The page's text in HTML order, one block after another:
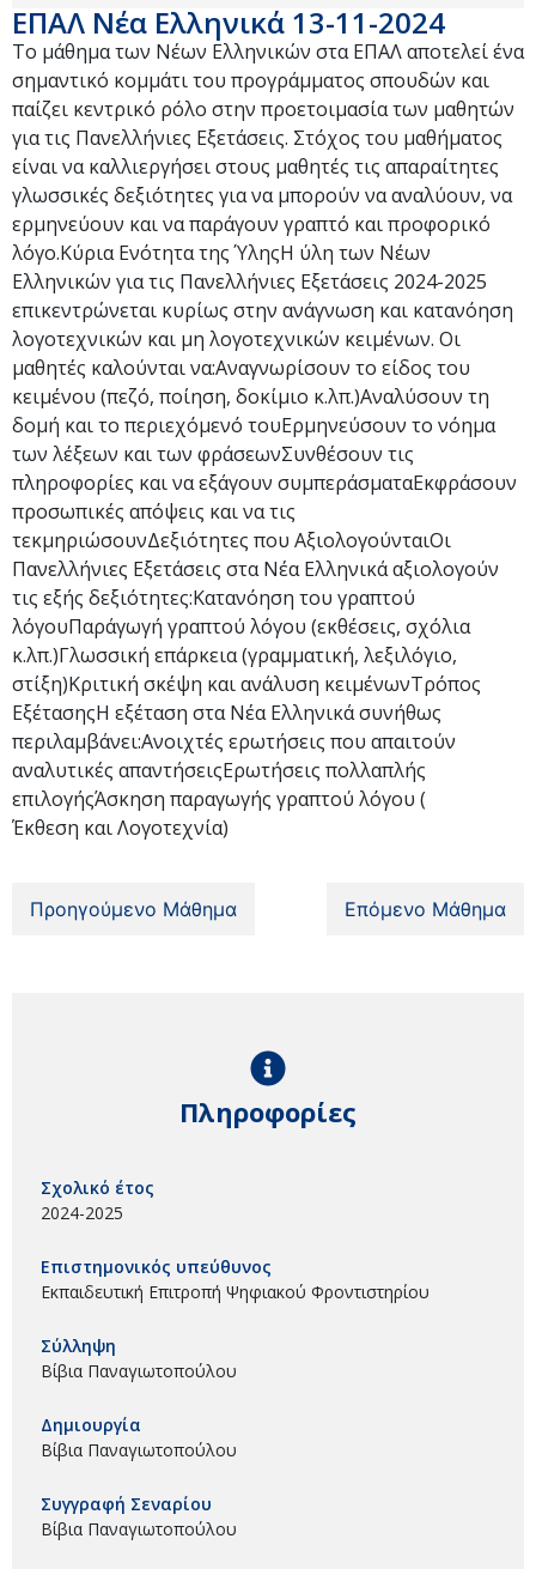
ΕΠΑΛ Νέα Ελληνικά 13-11-2024
Το μάθημα των Νέων Ελληνικών στα ΕΠΑΛ αποτελεί ένα
σημαντικό κομμάτι του προγράμματος σπουδών και
παίζει κεντρικό ρόλο στην προετοιμασία των μαθητών
για τις Πανελλήνιες Εξετάσεις. Στόχος του μαθήματος
είναι να καλλιεργήσει στους μαθητές τις απαραίτητες
γλωσσικές δεξιότητες για να μπορούν να αναλύουν, να
ερμηνεύουν και να παράγουν γραπτό και προφορικό
λόγο.Κύρια Ενότητα της ΎληςΗ ύλη των Νέων
Ελληνικών για τις Πανελλήνιες Εξετάσεις 2024-2025
επικεντρώνεται κυρίως στην ανάγνωση και κατανόηση
λογοτεχνικών και μη λογοτεχνικών κειμένων. Οι
μαθητές καλούνται να:Αναγνωρίσουν το είδος του
κειμένου (πεζό, ποίηση, δοκίμιο κ.λπ.)Αναλύσουν τη
δομή και το περιεχόμενό τουΕρμηνεύσουν το νόημα
των λέξεων και των φράσεωνΣυνθέσουν τις
πληροφορίες και να εξάγουν συμπεράσματαΕκφράσουν
προσωπικές απόψεις και να τις
τεκμηριώσουνΔεξιότητες που ΑξιολογούνταιΟι
Πανελλήνιες Εξετάσεις στα Νέα Ελληνικά αξιολογούν
τις εξής δεξιότητες:Κατανόηση του γραπτού
λόγουΠαράγωγή γραπτού λόγου (εκθέσεις, σχόλια
κ.λπ.)Γλωσσική επάρκεια (γραμματική, λεξιλόγιο,
στίξη)Κριτική σκέψη και ανάλυση κειμένωνΤρόπος
ΕξέτασηςΗ εξέταση στα Νέα Ελληνικά συνήθως
περιλαμβάνει:Ανοιχτές ερωτήσεις που απαιτούν
αναλυτικές απαντήσειςΕρωτήσεις πολλαπλής
επιλογήςΆσκηση παραγωγής γραπτού λόγου (
Έκθεση και Λογοτεχνία)
Προηγούμενο Μάθημα Επόμενο Μάθημα
Πληροφορίες
Σχολικό έτος
2024-2025
Επιστημονικός υπεύθυνος
Εκπαιδευτική Επιτροπή Ψηφιακού Φροντιστηρίου
Σύλληψη
Βίβια Παναγιωτοπούλου
Δημιουργία
Βίβια Παναγιωτοπούλου
Συγγραφή Σεναρίου
Βίβια Παναγιωτοπούλου